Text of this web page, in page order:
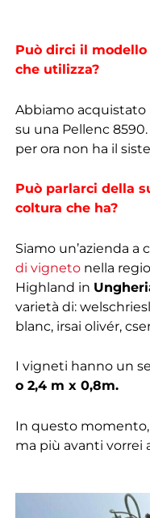
Può dirci il
che utilizza?
Abbiamo acquistato
su una Pellenc
per ora non ha il
Può parlarci della
coltura che ha?
Siamo un’azienda a
di vignetonella
Highland in
varietà di:
blanc, irsai olivér,
I vigneti hanno un
o 2,4 m x 0,8m.
In questo
ma più avanti vorrei